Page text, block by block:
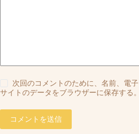
次回のコメントのために、名前、電
サイトのデータをブラウザーに保存する。
コメントを送信